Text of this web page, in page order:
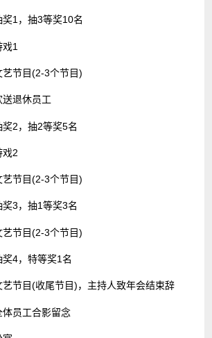
1，抽3等奖10名
1
节目(2-3个节目)
退休员工
2，抽2等奖5名
2
节目(2-3个节目)
3，抽1等奖3名
节目(2-3个节目)
4，特等奖1名
节目(收尾节目)，主持人致年会结束辞
员工合影留念